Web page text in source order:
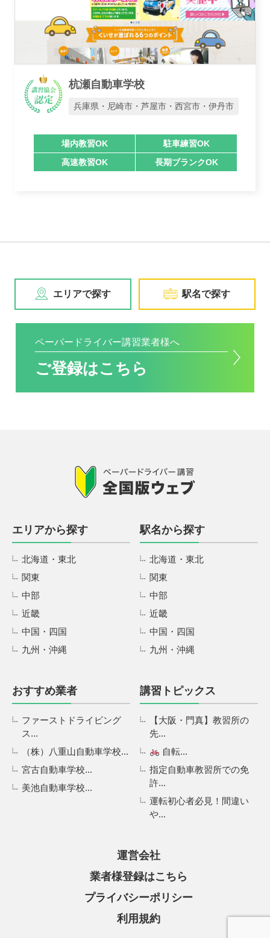
業者様登録はこちら
杭瀬自動車学校
兵庫県・尼崎市・芦屋市・西宮市・伊丹市
場内教習OK
駐車練習OK
高速教習OK
長期ブランクOK
エリアで探す 駅名で探す
ペーパードライバー講習業者様へ
ご登録はこちら
エリアから探す
北海道・東北
関東
中部
近畿
中国・四国
九州・沖縄
駅名から探す
北海道・東北
関東
中部
近畿
中国・四国
九州・沖縄
おすすめ業者
ファーストドライビング
ス...
（株）八重山自動車学校...
宮古自動車学校...
美池自動車学校...
講習トピックス
【大阪・門真】教習所の
先...
自転...
指定自動車教習所での免
許...
運転初心者必見！間違い
や...
運営会社
業者様登録はこちら
プライバシーポリシー
利用規約